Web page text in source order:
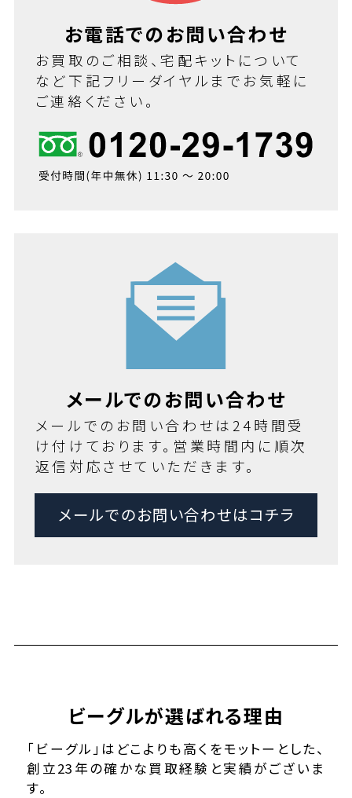
お電話でのお問い合わせ
お買取のご相談、宅配キットについて
など下記フリーダイヤルまでお気軽に
ご連絡ください。
メールでのお問い合わせ
メールでのお問い合わせは24時間受
け付けております。営業時間内に順次
返信対応させていただきます。
メールでのお問い合わせはコチラ
ビーグルが選ばれる理由
「ビーグル」はどこよりも高くをモットーとした、
創立23年の確かな買取経験と実績がございま
す。